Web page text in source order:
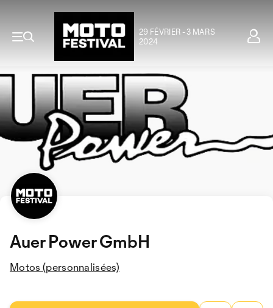
29 FÉVRIER - 3 MARS
2024
Auer Power GmbH
Motos (personnalisées)